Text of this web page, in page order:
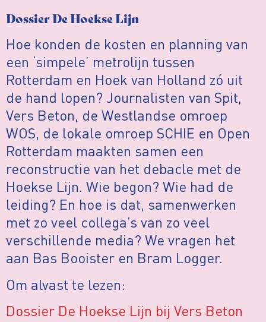
Dossier De Hoekse Lijn
Hoe konden de kosten en planning van
een ‘simpele’ metrolijn tussen
Rotterdam en Hoek van Holland zó uit
de hand lopen? Journalisten van Spit,
Vers Beton, de Westlandse omroep
WOS, de lokale omroep SCHIE en Open
Rotterdam maakten samen een
reconstructie van het debacle met de
Hoekse Lijn. Wie begon? Wie had de
leiding? En hoe is dat, samenwerken
met zo veel collega’s van zo veel
verschillende media? We vragen het
aan Bas Booister en Bram Logger.
Om alvast te lezen:
Dossier De Hoekse Lijn bij Vers Beton